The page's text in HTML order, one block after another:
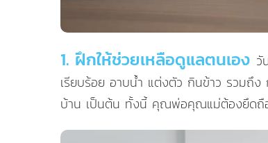
1. ฝึกให้ช่วยเหลือดูแลตนเอง วั
เรียบร้อย อาบน้ำ แต่งตัว กินข้าว รวมถึง
บ้าน เป็นต้น ทั้งนี้ คุณพ่อคุณแม่ต้องยึดถือ